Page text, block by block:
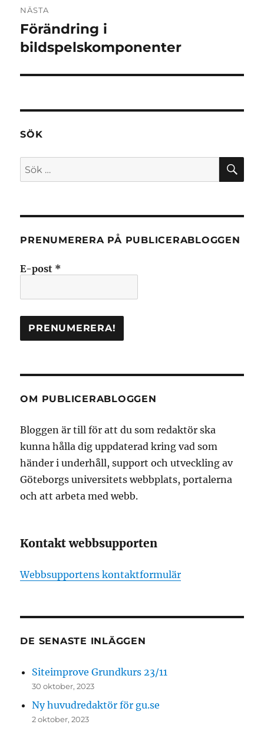
NÄSTA
Nästa
inlägg:
Förändring i
bildspelskomponenter
SÖK
Sök
efter:
PRENUMERERA PÅ PUBLICERABLOGGEN
E-post *
OM PUBLICERABLOGGEN
Bloggen är till för att du som redaktör ska
kunna hålla dig uppdaterad kring vad som
händer i underhåll, support och utveckling av
Göteborgs universitets webbplats, portalerna
och att arbeta med webb.
Kontakt webbsupporten
Webbsupportens kontaktformulär
DE SENASTE INLÄGGEN
Siteimprove Grundkurs 23/11
30 oktober, 2023
Ny huvudredaktör för gu.se
2 oktober, 2023